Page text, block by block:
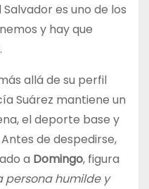
es uno de los
y hay que
allá de su perfil
Suárez mantiene un
el deporte base y
de despedirse,
a Domingo, figura
persona humilde y